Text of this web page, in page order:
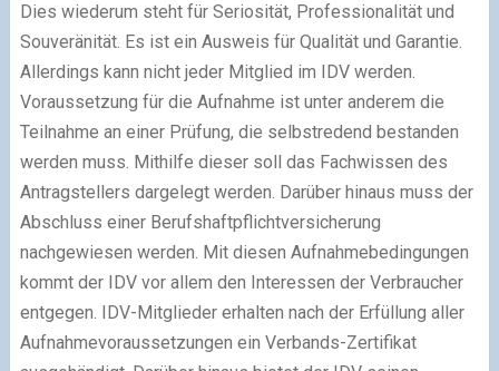
Dies wiederum steht für Seriosität, Professionalität und
Souveränität. Es ist ein Ausweis für Qualität und Garantie.
Allerdings kann nicht jeder Mitglied im IDV werden.
Voraussetzung für die Aufnahme ist unter anderem die
Teilnahme an einer Prüfung, die selbstredend bestanden
werden muss. Mithilfe dieser soll das Fachwissen des
Antragstellers dargelegt werden. Darüber hinaus muss der
Abschluss einer Berufshaftpflichtversicherung
nachgewiesen werden. Mit diesen Aufnahmebedingungen
kommt der IDV vor allem den Interessen der Verbraucher
entgegen. IDV-Mitglieder erhalten nach der Erfüllung aller
Aufnahmevoraussetzungen ein Verbands-Zertifikat